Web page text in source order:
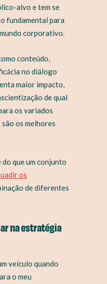
alvo e tem se
fundamental para
corporativo.
conteúdo,
no diálogo
maior impacto,
de qual
os variados
os melhores
do que um conjunto
os
de diferentes
na estratégia
veículo quando
o meu